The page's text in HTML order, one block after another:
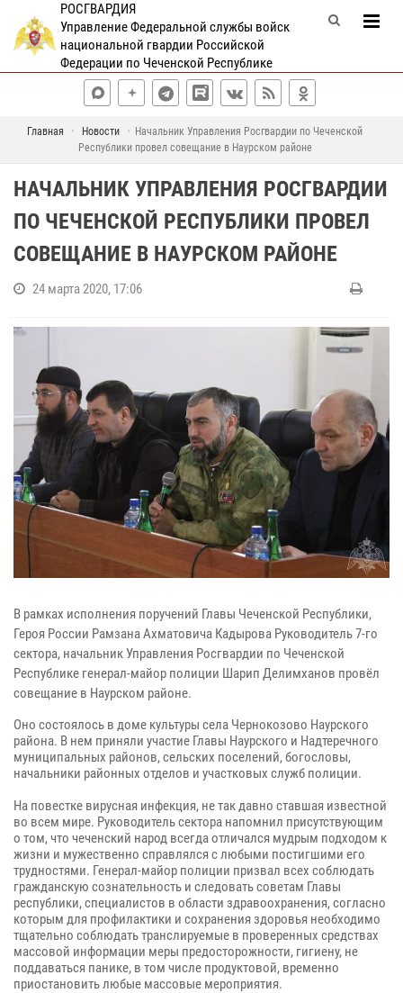
РОСГВАРДИЯ
Управление Федеральной службы войск
национальной гвардии Российской
Федерации по Чеченской Республике
Главная Новости
Начальник Управления Росгвардии по Чеченской
Республики провел совещание в Наурском районе
НАЧАЛЬНИК УПРАВЛЕНИЯ РОСГВАРДИИ
ПО ЧЕЧЕНСКОЙ РЕСПУБЛИКИ ПРОВЕЛ
СОВЕЩАНИЕ В НАУРСКОМ РАЙОНЕ
24 марта 2020, 17:06
В рамках исполнения поручений Главы Чеченской Республики,
Героя России Рамзана Ахматовича Кадырова Руководитель 7-го
сектора, начальник Управления Росгвардии по Чеченской
Республике генерал-майор полиции Шарип Делимханов провёл
совещание в Наурском районе.
Оно состоялось в доме культуры села Чернокозово Наурского
района. В нем приняли участие Главы Наурского и Надтеречного
муниципальных районов, сельских поселений, богословы,
начальники районных отделов и участковых служб полиции.
На повестке вирусная инфекция, не так давно ставшая известной
во всем мире. Руководитель сектора напомнил присутствующим
о том, что чеченский народ всегда отличался мудрым подходом к
жизни и мужественно справлялся с любыми постигшими его
трудностями. Генерал-майор полиции призвал всех соблюдать
гражданскую сознательность и следовать советам Главы
республики, специалистов в области здравоохранения, согласно
которым для профилактики и сохранения здоровья необходимо
тщательно соблюдать транслируемые в проверенных средствах
массовой информации меры предосторожности, гигиену, не
поддаваться панике, в том числе продуктовой, временно
приостановить любые массовые мероприятия.